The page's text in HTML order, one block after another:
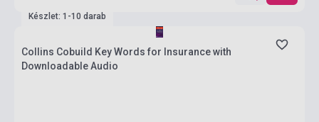
Készlet: 1-10 darab
Collins Cobuild Key Words for Insurance with
Downloadable Audio